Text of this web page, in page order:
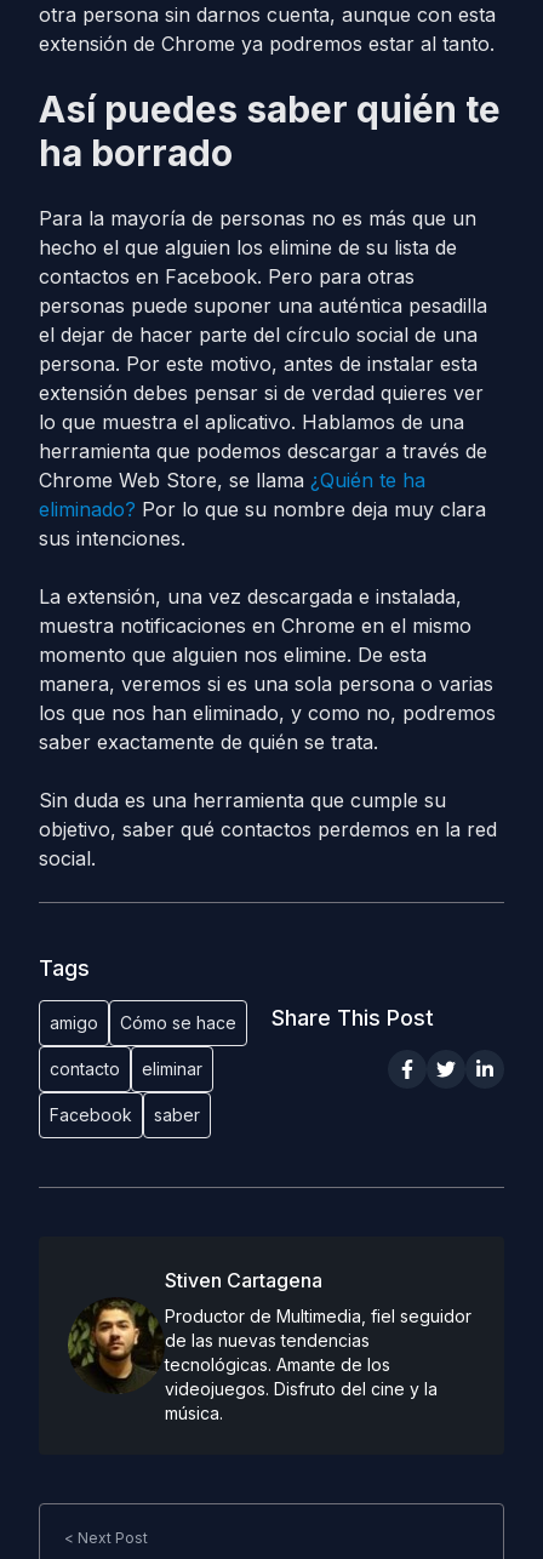
otra persona sin darnos cuenta, aunque con esta
extensión de Chrome ya podremos estar al tanto.
Así puedes saber quién te
ha borrado
Para la mayoría de personas no es más que un
hecho el que alguien los elimine de su lista de
contactos en Facebook. Pero para otras
personas puede suponer una auténtica pesadilla
el dejar de hacer parte del círculo social de una
persona. Por este motivo, antes de instalar esta
extensión debes pensar si de verdad quieres ver
lo que muestra el aplicativo. Hablamos de una
herramienta que podemos descargar a través de
Chrome Web Store, se llama ¿Quién te ha
eliminado? Por lo que su nombre deja muy clara
sus intenciones.
La extensión, una vez descargada e instalada,
muestra notificaciones en Chrome en el mismo
momento que alguien nos elimine. De esta
manera, veremos si es una sola persona o varias
los que nos han eliminado, y como no, podremos
saber exactamente de quién se trata.
Sin duda es una herramienta que cumple su
objetivo, saber qué contactos perdemos en la red
social.
Tags
amigo Cómo se hace
contacto eliminar
Facebook saber
Share This Post
Stiven Cartagena
Productor de Multimedia, fiel seguidor
de las nuevas tendencias
tecnológicas. Amante de los
videojuegos. Disfruto del cine y la
música.
< Next Post